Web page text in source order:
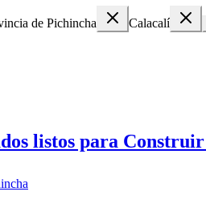
de Pichincha Calacalí
listos para Construir